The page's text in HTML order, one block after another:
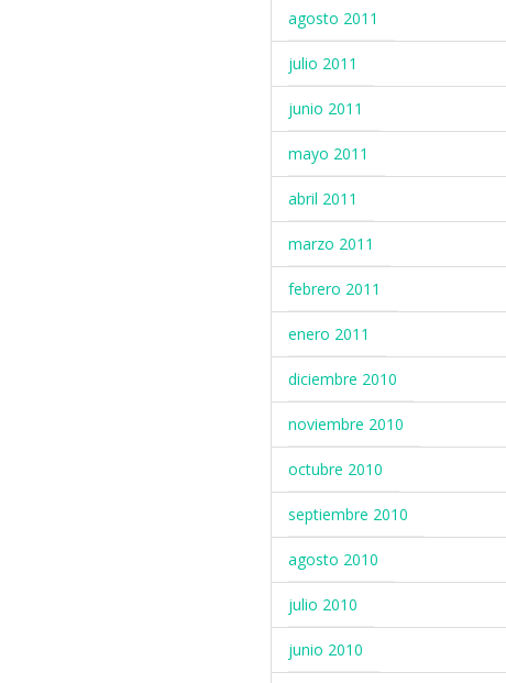
agosto 2011
julio 2011
junio 2011
mayo 2011
abril 2011
marzo 2011
febrero 2011
enero 2011
diciembre 2010
noviembre 2010
octubre 2010
septiembre 2010
agosto 2010
julio 2010
junio 2010